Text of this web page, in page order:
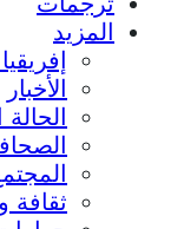
المزيد
الأخبار
الحالة
ثقافة